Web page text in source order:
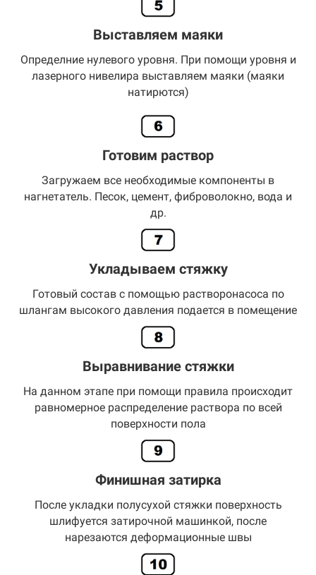
Выставляем маяки
Определние нулевого уровня. При помощи уровня и
лазерного нивелира выставляем маяки (маяки
натирются)
Готовим раствор
Загружаем все необходимые компоненты в
нагнетатель. Песок, цемент, фиброволокно, вода и
др.
Укладываем стяжку
Готовый состав с помощью растворонасоса по
шлангам высокого давления подается в помещение
Выравнивание стяжки
На данном этапе при помощи правила происходит
равномерное распределение раствора по всей
поверхности пола
Финишная затирка
После укладки полусухой стяжки поверхность
шлифуется затирочной машинкой, после
нарезаются деформационные швы